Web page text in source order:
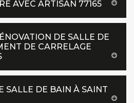
AVEC ARTISAN 77165
DE SALLE DE
DE CARRELAGE
SALLE DE BAIN À SAINT